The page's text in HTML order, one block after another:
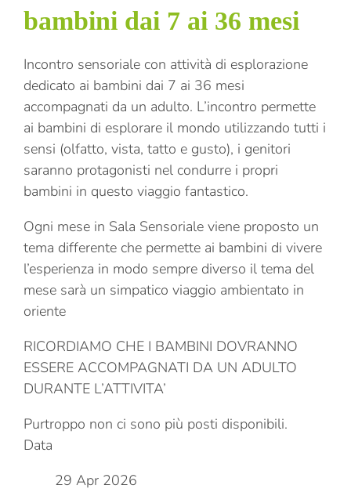
bambini dai 7 ai 36 mesi
Incontro sensoriale con attività di esplorazione
dedicato ai bambini dai 7 ai 36 mesi
accompagnati da un adulto. L’incontro permette
ai bambini di esplorare il mondo utilizzando tutti i
sensi (olfatto, vista, tatto e gusto), i genitori
saranno protagonisti nel condurre i propri
bambini in questo viaggio fantastico.
Ogni mese in Sala Sensoriale viene proposto un
tema differente che permette ai bambini di vivere
l’esperienza in modo sempre diverso il tema del
mese sarà un simpatico viaggio ambientato in
oriente
RICORDIAMO CHE I BAMBINI DOVRANNO
ESSERE ACCOMPAGNATI DA UN ADULTO
DURANTE L’ATTIVITA’
Purtroppo non ci sono più posti disponibili.
Data
29 Apr 2026